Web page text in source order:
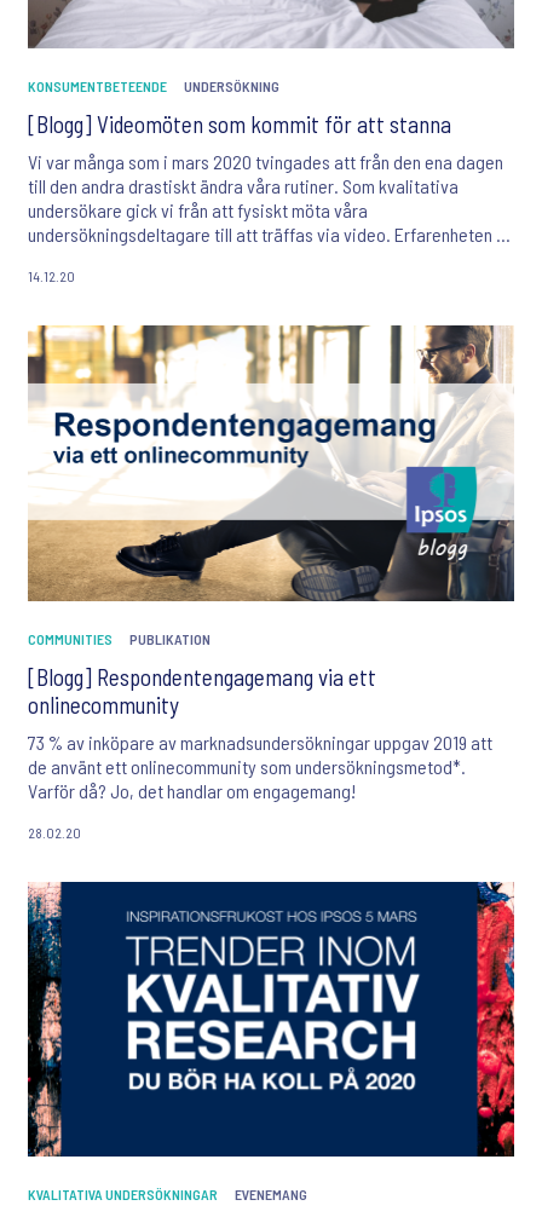
KONSUMENTBETEENDE UNDERSÖKNING
[Blogg] Videomöten som kommit för att stanna
Vi var många som i mars 2020 tvingades att från den ena dagen
till den andra drastiskt ändra våra rutiner. Som kvalitativa
undersökare gick vi från att fysiskt möta våra
undersökningsdeltagare till att träffas via video. Erfarenheten så
14.12.20
COMMUNITIES PUBLIKATION
[Blogg] Respondentengagemang via ett
onlinecommunity
73 % av inköpare av marknadsundersökningar uppgav 2019 att
de använt ett onlinecommunity som undersökningsmetod*.
Varför då? Jo, det handlar om engagemang!
28.02.20
KVALITATIVA UNDERSÖKNINGAR EVENEMANG